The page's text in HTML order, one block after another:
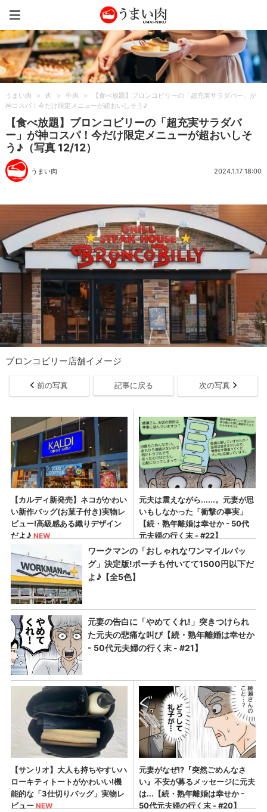
うまい肉 > 肉 > 牛肉 >
【食べ放題】ブロンコビリーの「超充実サラダバー」が
神コスパ！今だけ限定メニューが超おいしそう♪
【食べ放題】ブロンコビリーの「超充実サラダバ
ー」が神コスパ！今だけ限定メニューが超おいしそ
う♪（写真 12/12）
うまい肉 2024.1.17 18:00
ブロンコビリー店舗イメージ
前の写真 記事に戻る 次の写真